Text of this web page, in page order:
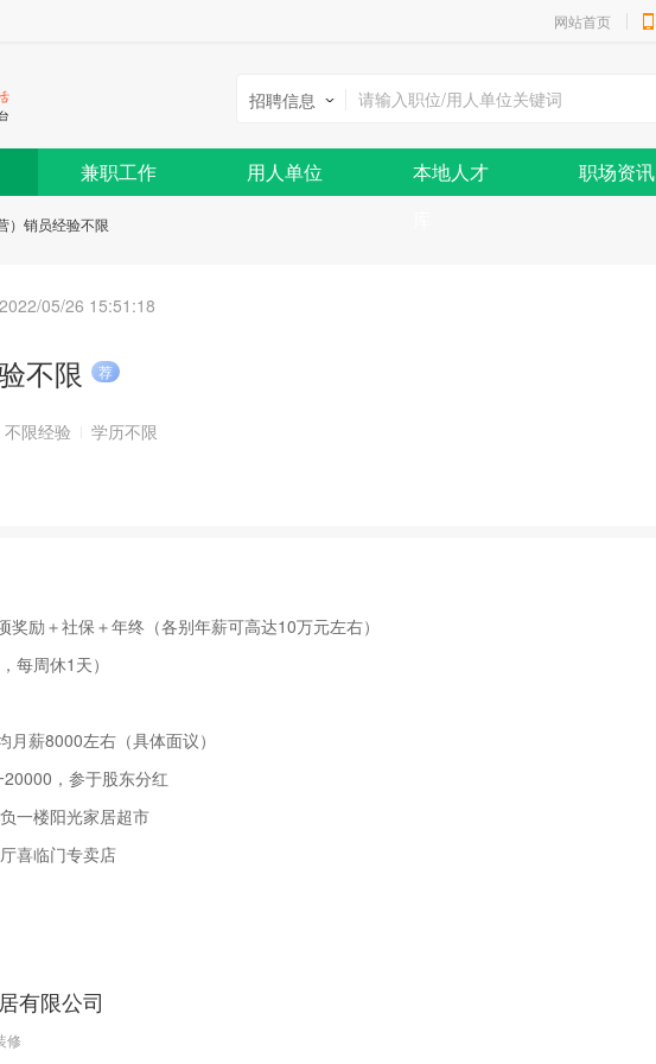
网站首页
招聘信息
兼职工作 用人单位
本地人才
职场资讯
）销员经验不限
2022/05/26 15:51:18
不限 荐
不限经验
学历不限
励＋社保＋年终（各别年薪可高达10万元左右）
每周休1天）
薪8000左右（具体面议）
，参于股东分红
一楼阳光家居超市
喜临门专卖店
有限公司
修